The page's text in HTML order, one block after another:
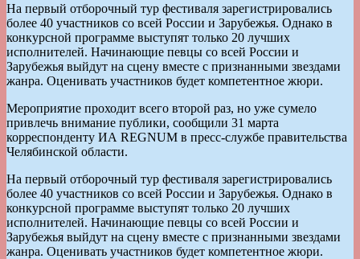
На первый отборочный тур фестиваля зарегистрировались
более 40 участников со всей России и Зарубежья. Однако в
конкурсной программе выступят только 20 лучших
исполнителей. Начинающие певцы со всей России и
Зарубежья выйдут на сцену вместе с признанными звездами
жанра. Оценивать участников будет компетентное жюри.
Мероприятие проходит всего второй раз, но уже сумело
привлечь внимание публики, сообщили 31 марта
корреспонденту ИА REGNUM в пресс-службе правительства
Челябинской области.
На первый отборочный тур фестиваля зарегистрировались
более 40 участников со всей России и Зарубежья. Однако в
конкурсной программе выступят только 20 лучших
исполнителей. Начинающие певцы со всей России и
Зарубежья выйдут на сцену вместе с признанными звездами
жанра. Оценивать участников будет компетентное жюри.